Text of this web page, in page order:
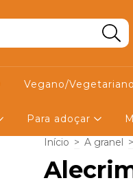
Vegano/
Para adoçar
Início > A granel >